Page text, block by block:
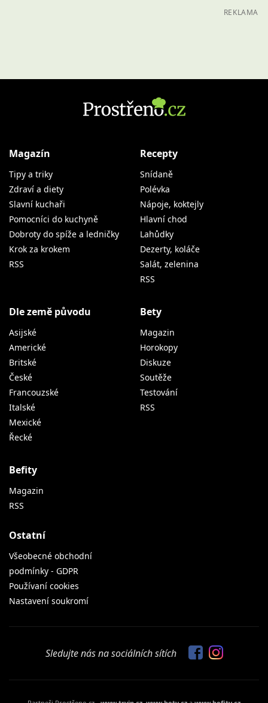
REKLAMA
Magazín
Tipy a triky
Zdraví a diety
Slavní kuchaři
Pomocníci do kuchyně
Dobroty do spíže a ledničky
Krok za krokem
RSS
Recepty
Snídaně
Polévka
Nápoje, koktejly
Hlavní chod
Lahůdky
Dezerty, koláče
Salát, zelenina
RSS
Dle země původu
Asijské
Americké
Britské
České
Francouzské
Italské
Mexické
Řecké
Bety
Magazin
Horokopy
Diskuze
Soutěže
Testování
RSS
Befity
Magazin
RSS
Ostatní
Všeobecné obchodní
podmínky - GDPR
Používaní cookies
Nastavení soukromí
Sledujte nás na sociálních sítích